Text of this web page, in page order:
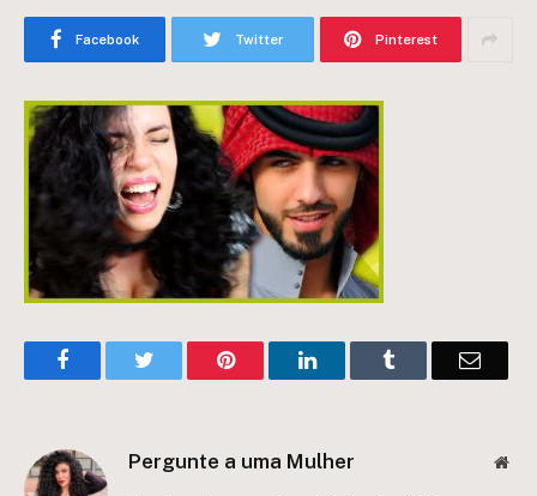
Facebook Twitter Pinterest
FacebookTwitter Pinterest LinkedInTumblr Email
Pergunte a uma Mulher